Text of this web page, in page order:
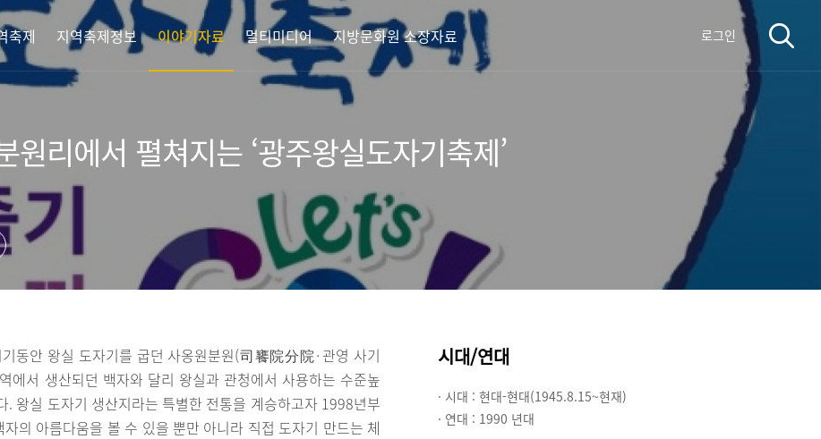
축제 지역축제정보 이야기자료 멀티미디어 지방문화원 소장자료 로그인
원리에서 펼쳐지는 ‘광주왕실도자기축제’
동안 왕실 도자기를 굽던 사옹원분원(司饔院分院·관영 사기
에서 생산되던 백자와 달리 왕실과 관청에서 사용하는 수준높
왕실 도자기 생산지라는 특별한 전통을 계승하고자 1998년부
의 아름다움을 볼 수 있을 뿐만 아니라 직접 도자기 만드는 체
시대/연대
· 시대 : 현대-현대(1945.8.15~현재)
· 연대 : 1990 년대